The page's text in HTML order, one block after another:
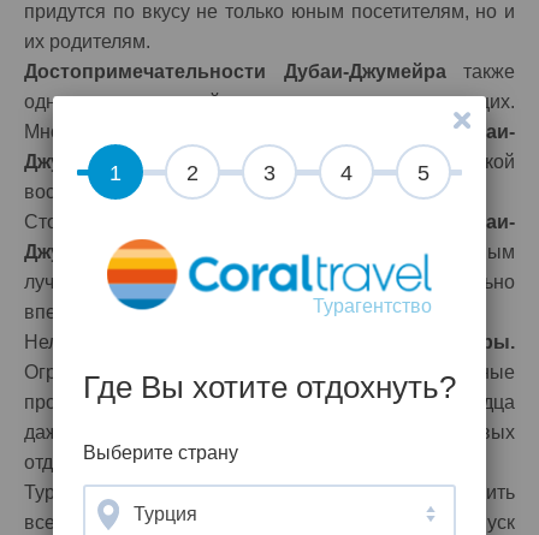
1 2 3 4 5
Турагентство
Где Вы хотите отдохнуть?
Выберите страну
Турция
придутся по вкусу не только юным посетителям, но и
их родителям.
Достопримечательности Дубаи-Джумейратакже
однозначно достойны внимания отдыхающих.
Многочисленные
экскурсионные туры в Дубаи-
Джумейра
всегда пользуются высокой
востребованностью.
Стоит отметить, что
пляжный отдых в Дубаи-
Джумейрасреди всех эмиратов считается самым
лучшим. Да, набережная здесь действительно
впечатляющая.
Нельзя не вспомнить и про
отели Дубаи-Джумейры.
Огромные по площади апартаменты, оформленные
профессиональными дизайнерами, покорят сердца
даже самых избалованных и привередливых
отдыхающих.
Туроператор Корал Тревел будет рад предложить
всем желающим провести незабываемый отпуск